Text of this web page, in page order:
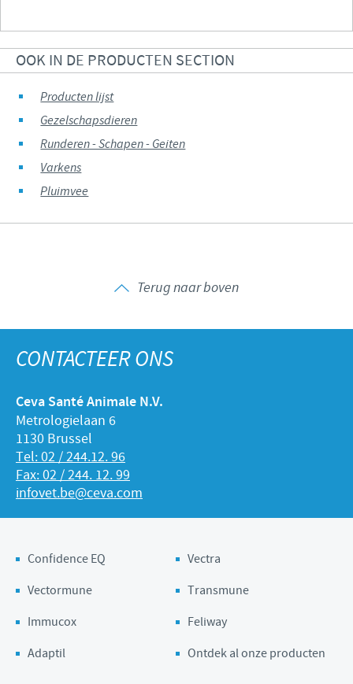
OOK IN DE PRODUCTEN SECTION
Producten lijst
Gezelschapsdieren
Runderen - Schapen - Geiten
Varkens
Pluimvee
Terug naar boven
CONTACTEER ONS
Ceva Santé Animale N.V.
Metrologielaan 6
1130 Brussel
Tel: 02 / 244.12. 96
Fax: 02 / 244. 12. 99
infovet.be@ceva.com
Confidence EQ
Vectra
Vectormune
Transmune
Immucox
Feliway
Adaptil
Ontdek al onze producten